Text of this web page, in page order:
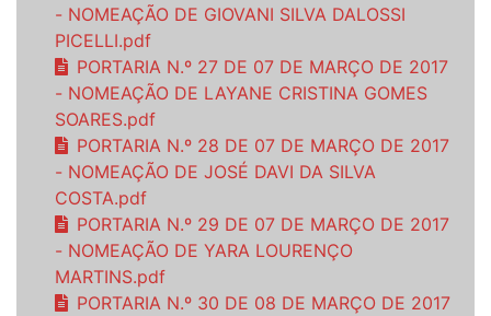
- NOMEAÇÃO DE GIOVANI SILVA DALOSSI
PICELLI.pdf
PORTARIA N.º 27 DE 07 DE MARÇO DE 2017
- NOMEAÇÃO DE LAYANE CRISTINA GOMES
SOARES.pdf
PORTARIA N.º 28 DE 07 DE MARÇO DE 2017
- NOMEAÇÃO DE JOSÉ DAVI DA SILVA
COSTA.pdf
PORTARIA N.º 29 DE 07 DE MARÇO DE 2017
- NOMEAÇÃO DE YARA LOURENÇO
MARTINS.pdf
PORTARIA N.º 30 DE 08 DE MARÇO DE 2017